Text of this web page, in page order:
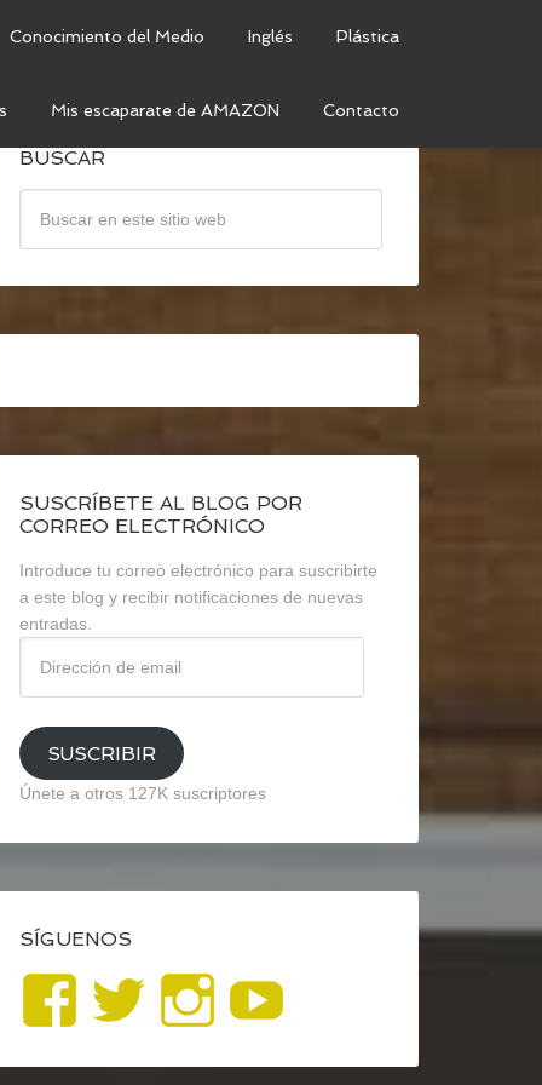
Conocimiento del Medio Inglés Plástica
Mis escaparate de AMAZON Contacto
BUSCAR
SUSCRÍBETE AL BLOG POR
CORREO ELECTRÓNICO
Introduce tu correo electrónico para suscribirte
a este blog y recibir notificaciones de nuevas
entradas.
email
SUSCRIBIR
Únete a otros 127K suscriptores
SÍGUENOS
Ver
perfil
Ver
perfil
Ver
perfil